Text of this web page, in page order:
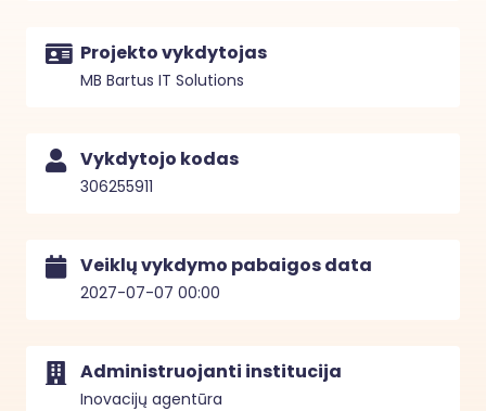
Projekto vykdytojas
MB Bartus IT Solutions
Vykdytojo kodas
306255911
Veiklų vykdymo pabaigos data
2027-07-07 00:00
Administruojanti institucija
Inovacijų agentūra